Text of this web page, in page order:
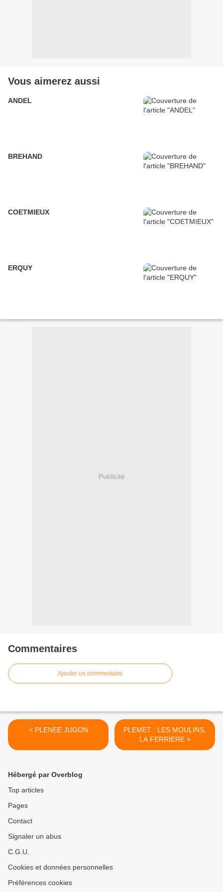
Vous aimerez aussi
ANDEL
BREHAND
COETMIEUX
ERQUY
Publicité
Commentaires
Ajouter un commentaire
< PLENEE JUGON
PLEMET : LES MOULINS,
LA FERRIERE >
Hébergé par Overblog
Top articles
Pages
Contact
Signaler un abus
C.G.U.
Cookies et données personnelles
Préférences cookies